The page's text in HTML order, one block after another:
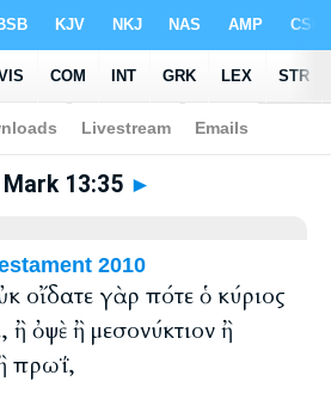
>Greek > Mark 13:35
Mark 13:35 ►
2010
οἴδατε γὰρ πότε ὁ κύριος
ἢ ὀψὲ ἢ μεσονύκτιον ἢ
πρωΐ,